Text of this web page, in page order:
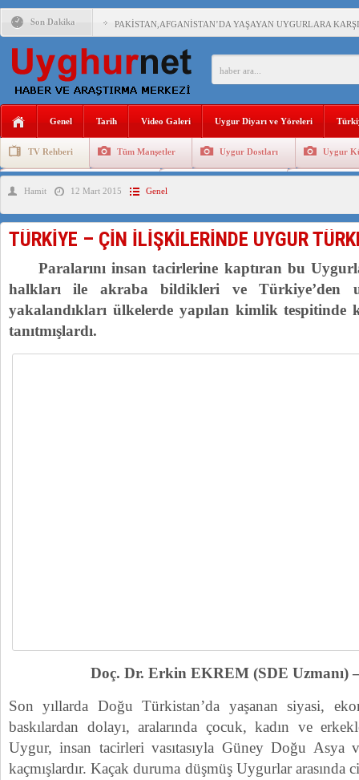
Son Dakika PAKİSTAN,AFGANİSTAN’DA YAŞAYAN UYGURLARA
ÇİN’İN DOĞU TÜRKİSTAN’DAKİ UYGULAMALARI
DİYANET AKADEMİSİ BAŞKANI DOÇ.DR.KAAN : DOĞU
ÇİN’İN UYGUR POLİTİKALARINI ÖVEN DİYANET
MHP’DEN URUMÇİ KATLİAMI MESAJİ : 05.07.2009
Genel Tarih Video Galeri Uygur Diyarı ve Yöreleri
TV Rehberi Tüm Manşetler Uygur Dostları Uygur
Uygurlarda Düğün ve Cenaze
Hamit 12 Mart 2015 Genel
TÜRKİYE – ÇİN İLİŞKİLERİNDE UYGUR
Paralarını insan tacirlerine kaptıran bu
halkları ile akraba bildikleri ve Türkiye’den
yakalandıkları ülkelerde yapılan kimlik
tanıtmışlardı.
Doç. Dr. Erkin EKREM (SDE Uzmanı)
Son yıllarda Doğu Türkistan’da yaşanan siyasi,
baskılardan dolayı, aralarında çocuk, kadın ve
Uygur, insan tacirleri vasıtasıyla Güney Doğu Asya
kaçmışlardır. Kaçak duruma düşmüş Uygurlar arasında